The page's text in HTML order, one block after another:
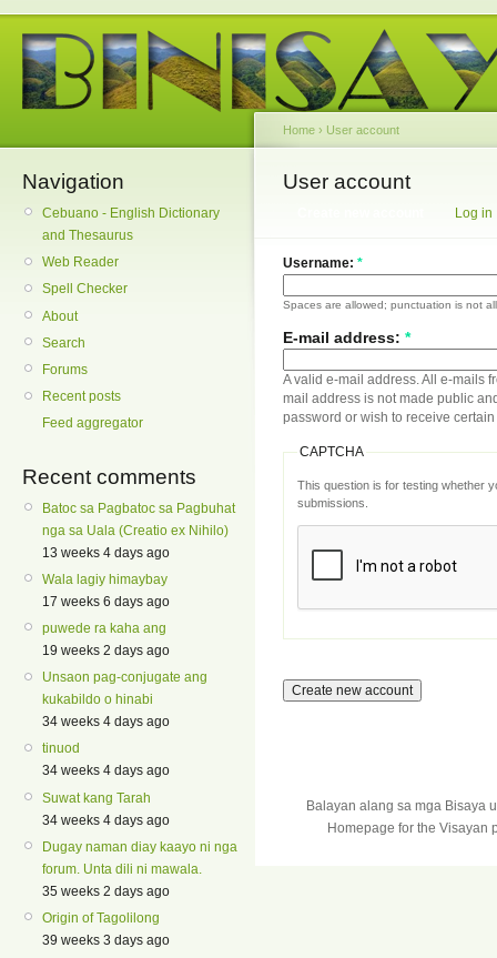
Navigation
Cebuano - English Dictionary
and Thesaurus
Web Reader
Spell Checker
About
Search
Forums
Recent posts
Feed aggregator
Recent comments
Batoc sa Pagbatoc sa Pagbuhat
nga sa Uala (Creatio ex Nihilo)
13 weeks 4 days ago
Wala lagiy himaybay
17 weeks 6 days ago
puwede ra kaha ang
19 weeks 2 days ago
Unsaon pag-conjugate ang
kukabildo o hinabi
34 weeks 4 days ago
tinuod
34 weeks 4 days ago
Suwat kang Tarah
34 weeks 4 days ago
Dugay naman diay kaayo ni nga
forum. Unta dili ni mawala.
35 weeks 2 days ago
Origin of Tagolilong
39 weeks 3 days ago
Home › User account
User account
Log in
Username: *
Spaces are allowed; punctuation is not
E-mail address: *
A valid e-mail address. All e-mails
mail address is not made public
password or wish to receive
CAPTCHA
This question is for testing whether
submissions.
Balayan alang sa mga Bisaya
Homepage for the Visayan